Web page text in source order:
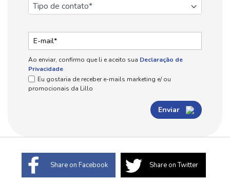
Ao enviar, confirmo que li e aceito sua Declaração de
Privacidade
Eu gostaria de receber e-mails marketing e/ ou
promocionais da Lillo
Enviar
Share on Facebook Share on Twitter